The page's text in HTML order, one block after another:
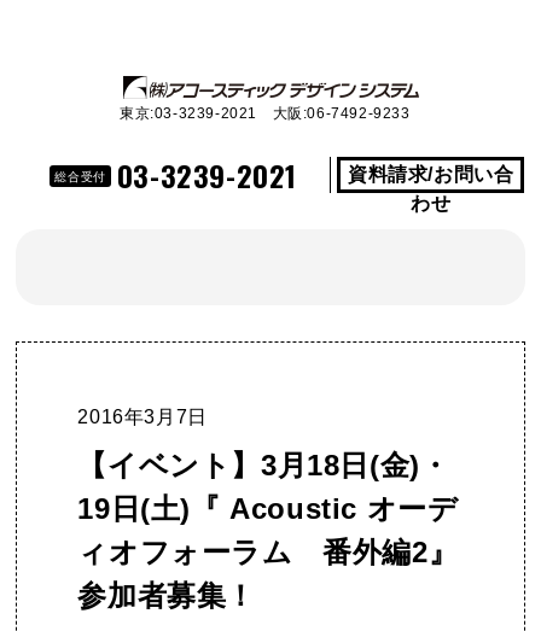
東京:03-3239-2021 大阪:06-7492-9233
総合受付 03-3239-2021
資料請求/お問い合
わせ
2016年3月7日
【イベント】3月18日(金)・
19日(土)『 Acoustic オーデ
ィオフォーラム 番外編2』
参加者募集！